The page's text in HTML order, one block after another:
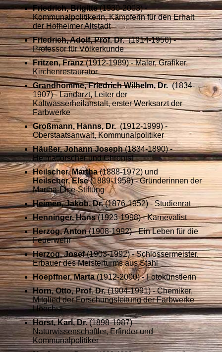
Friedrich, Brigitte(1930-2003) -
Kommunalpolitikerin, Kämpferin für den Erhalt
der Hofheimer Altstadt
Friedrich, Adolf, Prof. Dr.(1914-1956) -
Professor für Völkerkunde
Fritzen, Franz(1912-1989) - Maler, Grafiker,
Kirchenrestaurator
Grandhomme, Friedrich Wilhelm, Dr.(1834-
1907) - Landarzt, Leiter der
Kaltwasserheilanstalt, erster Werksarzt der
Farbwerke
Großmann, Hanns, Dr.(1912-1999) -
Oberstaatsanwalt, Kommunalpolitiker
Häußer, Johann Joseph(1834-1890) -
Heimatforscher und Chronist
Heilscher, Martha(1888-1972) und
Heilscher, Else(1889-1959) - Gründerinnen der
Martha-Else-Stiftung
Heimen, Jakob, Dr.(1876-1952) - Studienrat
Henninger, Hans(1923-1998) - Karnevalist
Herzog, Anton(1908-1992) - Ein Leben für die
Feuerwehr
Herzog, Josef(1903-1992) - Schlossermeister,
Erbauer des Meisterturms aus Stahl
Hoepffner, Marta(1912-2000) - Fotokünstlerin
Horn, Otto, Prof. Dr.(1904-1991) - Chemiker,
Mitglied der Forschungsleitung der Farbwerke
Hoechst
Horst, Karl, Dr.(1898-1987) -
Naturwissenschaftler, Erfinder und
Kommunalpolitiker